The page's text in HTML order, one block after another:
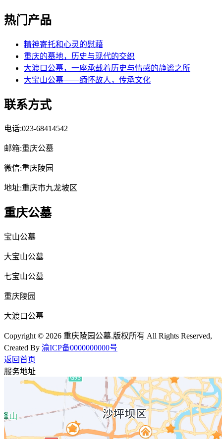
热门产品
精神寄托和心灵的慰藉
重庆的墓地，历史与现代的交织
大渡口公墓，一座承载着历史与情感的静谧之所
大宝山公墓——缅怀故人，传承文化
联系方式
电话:023-68414542
邮箱:重庆公墓
微信:重庆陵园
地址:重庆市九龙坡区
重庆公墓
宝山公墓
大宝山公墓
七宝山公墓
重庆陵园
大渡口公墓
Copyright © 2026 重庆陵园公墓.版权所有 All Rights Reserved,
Created By 渝ICP备0000000000号
返回首页
服务地址